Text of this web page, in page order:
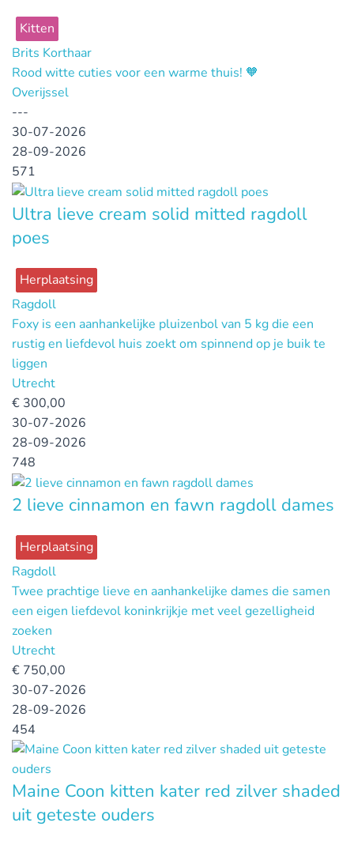
Kitten
Brits Korthaar
Rood witte cuties voor een warme thuis! 🧡
Overijssel
---
30-07-2026
28-09-2026
571
Ultra lieve cream solid mitted ragdoll
poes
Herplaatsing
Ragdoll
Foxy is een aanhankelijke pluizenbol van 5 kg die een
rustig en liefdevol huis zoekt om spinnend op je buik te
liggen
Utrecht
€ 300,00
30-07-2026
28-09-2026
748
2 lieve cinnamon en fawn ragdoll dames
Herplaatsing
Ragdoll
Twee prachtige lieve en aanhankelijke dames die samen
een eigen liefdevol koninkrijkje met veel gezelligheid
zoeken
Utrecht
€ 750,00
30-07-2026
28-09-2026
454
Maine Coon kitten kater red zilver shaded
uit geteste ouders